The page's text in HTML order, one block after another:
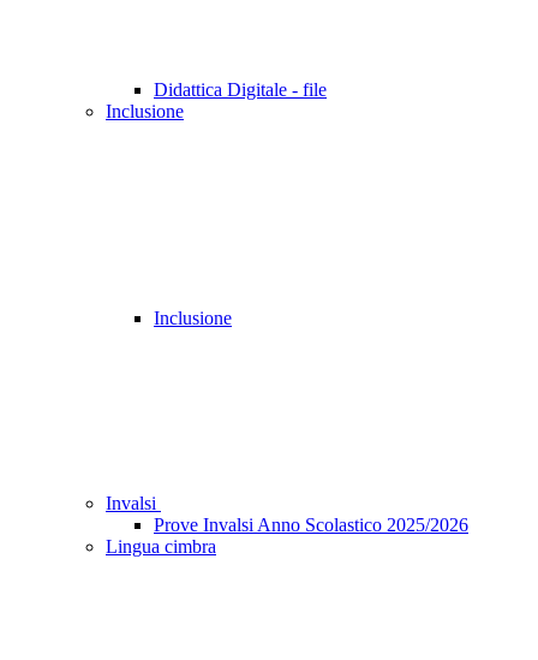
Didattica Digitale - file
Inclusione
Inclusione
Invalsi
Prove Invalsi Anno Scolastico 2025/2026
Lingua cimbra